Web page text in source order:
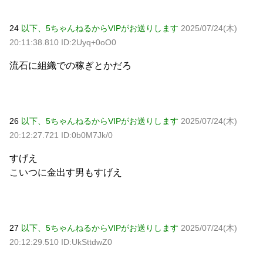
24 以下、5ちゃんねるからVIPがお送りします 2025/07/24(木)
20:11:38.810 ID:2Uyq+0oO0
流石に組織での稼ぎとかだろ
26 以下、5ちゃんねるからVIPがお送りします 2025/07/24(木)
20:12:27.721 ID:0b0M7Jk/0
すげえ
こいつに金出す男もすげえ
27 以下、5ちゃんねるからVIPがお送りします 2025/07/24(木)
20:12:29.510 ID:UkSttdwZ0